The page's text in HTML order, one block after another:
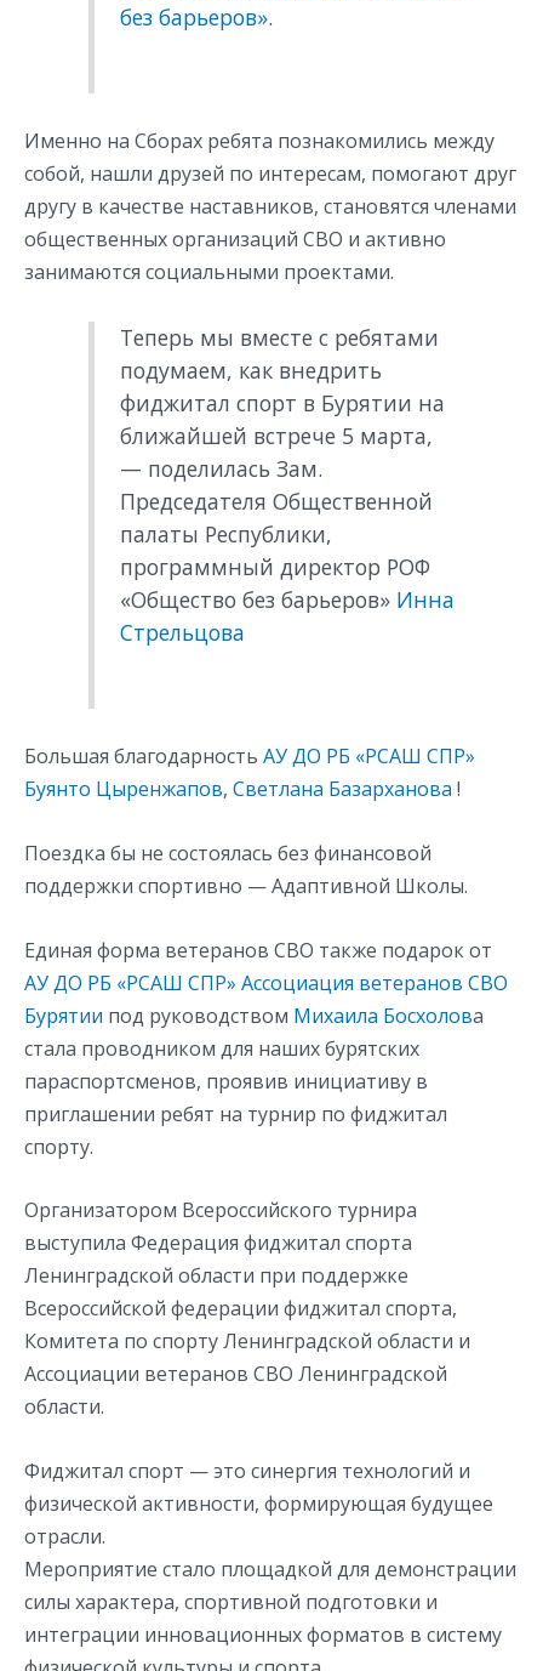
без барьеров».
Именно на Сборах ребята познакомились между
собой, нашли друзей по интересам, помогают друг
другу в качестве наставников, становятся членами
общественных организаций СВО и активно
занимаются социальными проектами.
Теперь мы вместе с ребятами
подумаем, как внедрить
фиджитал спорт в Бурятии на
ближайшей встрече 5 марта,
— поделилась Зам.
Председателя Общественной
палаты Республики,
программный директор РОФ
«Общество без барьеров» Инна
Стрельцова
Большая благодарность АУ ДО РБ «РСАШ СПР»
Буянто Цыренжапов, Светлана Базарханова !
Поездка бы не состоялась без финансовой
поддержки спортивно — Адаптивной Школы.
Единая форма ветеранов СВО также подарок от
АУ ДО РБ «РСАШ СПР» Ассоциация ветеранов СВО
Бурятии под руководством Михаила Босхолова
стала проводником для наших бурятских
параспортсменов, проявив инициативу в
приглашении ребят на турнир по фиджитал
спорту.
Организатором Всероссийского турнира
выступила Федерация фиджитал спорта
Ленинградской области при поддержке
Всероссийской федерации фиджитал спорта,
Комитета по спорту Ленинградской области и
Ассоциации ветеранов СВО Ленинградской
области.
Фиджитал спорт — это синергия технологий и
физической активности, формирующая будущее
отрасли.
Мероприятие стало площадкой для демонстрации
силы характера, спортивной подготовки и
интеграции инновационных форматов в систему